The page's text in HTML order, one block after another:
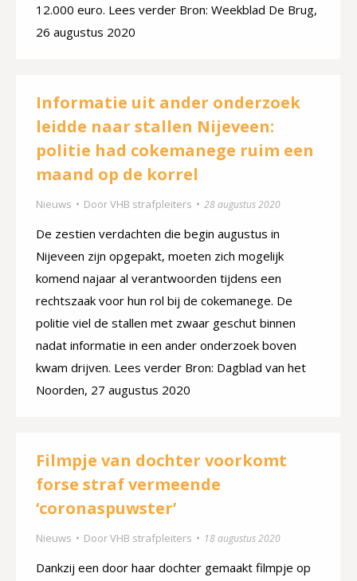
12.000 euro. Lees verder Bron: Weekblad De Brug,
26 augustus 2020
Informatie uit ander onderzoek
leidde naar stallen Nijeveen:
politie had cokemanege ruim een
maand op de korrel
Nieuws DoorVHB strafpleiters 28 augustus 2020
De zestien verdachten die begin augustus in
Nijeveen zijn opgepakt, moeten zich mogelijk
komend najaar al verantwoorden tijdens een
rechtszaak voor hun rol bij de cokemanege. De
politie viel de stallen met zwaar geschut binnen
nadat informatie in een ander onderzoek boven
kwam drijven. Lees verder Bron: Dagblad van het
Noorden, 27 augustus 2020
Filmpje van dochter voorkomt
forse straf vermeende
‘coronaspuwster’
Nieuws DoorVHB strafpleiters 18 augustus 2020
Dankzij een door haar dochter gemaakt filmpje op